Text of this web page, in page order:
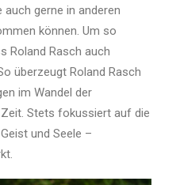
gerne in anderen
können. Um so
Roland Rasch auch
überzeugt Roland Rasch
im Wandel der
Stets fokussiert auf die
und Seele –